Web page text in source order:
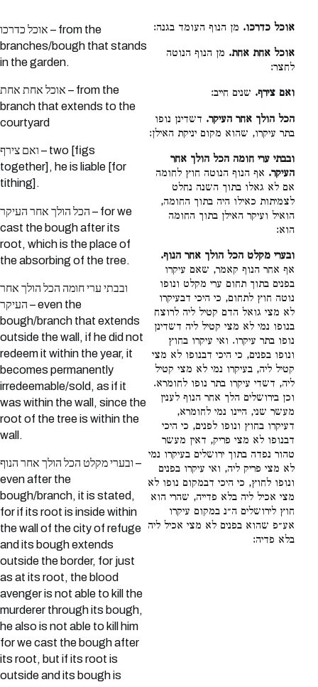
אוכל כדרכו – from the
branches/bough that stands
in the garden.
אוכל אחת אחת – from the
branch that extends to the
courtyard
ואם צירף – two [figs
together], he is liable [for
tithing].
הכל הולך אחר העיקר – for we
cast the bough after its
root, which is the place of
the absorbing of the tree.
ובבתי ערי חומה הכל הולך אחר
העיקר – even the
bough/branch that extends
outside the wall, if he did not
redeem it within the year, it
becomes permanently
irredeemable/sold, as if it
was within the wall, since the
root of the tree is within the
wall.
ובערי מקלט הכל הולך אחר הנוף –
even after the
bough/branch, it is stated,
for if its root is inside within
the wall of the city of refuge
and its bough extends
outside the border, for just
as at its root, the blood
avenger is not able to kill the
murderer through its bough,
he also is not able to kill him
for we cast the bough after
its root, but if its root is
outside and its bough is
אוכל כדרכו. מן הנוף העומד בגנה:
אוכל אחת אחת. מן הנוף הנוטה
לחצר:
ואם צירף. שנים חייב:
הכל הולך אחר העיקר. דשדינן נופו
בתר עיקרו, שהוא מקום יניקת האילן:
ובבתי ערי חומה הכל הולך אחר
העיקר. אף הנוף הנוטה חוץ לחומה
אם לא גאלו בתוך השנה נחלט
לצמיתות כאילו היה בתוך החומה,
הואיל ועיקר האילן בתוך החומה
הוא:
ובערי מקלט הכל הולך אחר הנוף.
אף אחר הנוף קאמר, שאם עיקרו
בפנים בתוך תחום ערי מקלט ונופו
נוטה חוץ לתחום, כי היכי דבעיקרו
לא מצי גואל הדם קטיל ליה לרוצח
בנופו נמי לא מצי קטיל ליה דשדינן
נופו בתר עיקרו. ואי עיקרו בחוץ
ונופו בפנים, כי היכי דבנופו לא מצי
קטיל ליה, בעיקרו נמי לא מצי קטיל
ליה, דשדי עיקרו בתר נופו לחומרא.
וכן בירושלים הלך אחר הנוף לענין
מעשר שני, היינו נמי לחומרא,
דעיקרו בחוץ ונופו לפנים, כי היכי
דבנופו לא מצי פריק, דאין מעשר
טהור נפדה בתוך ירושלים בעיקרו נמי
לא מצי פריק ליה, ואי עיקרו בפנים
ונופו לחוץ, כי היכי דבמקום נופו לא
מצי אכיל ליה בלא פדייה, שהרי הוא
חוץ לירושלים ה״נ במקום עיקרו
אע״פ שהוא בפנים לא מצי אכיל ליה
בלא פדיה: